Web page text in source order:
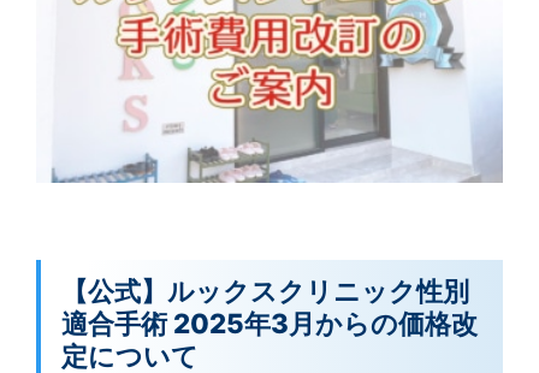
【公式】ルックスクリニック性別
適合手術 2025年3月からの価格改
定について